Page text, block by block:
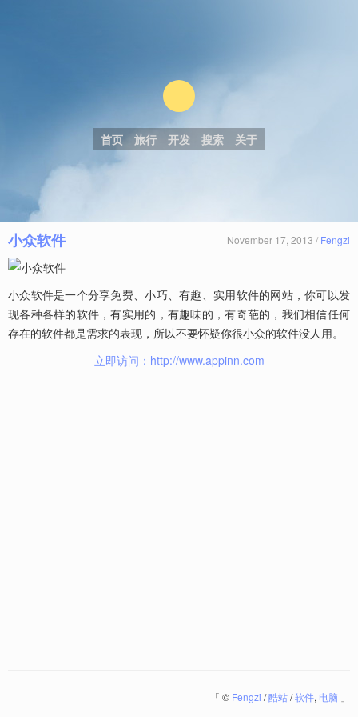
首页 旅行 开发 搜索 关于
小众软件 November 17, 2013 / Fengzi
小众软件是一个分享免费、小巧、有趣、实用软件的网站，你可以发
现各种各样的软件，有实用的，有趣味的，有奇葩的，我们相信任何
存在的软件都是需求的表现，所以不要怀疑你很小众的软件没人用。
立即访问：http://www.appinn.com
「 © Fengzi /酷站/软件, 电脑 」